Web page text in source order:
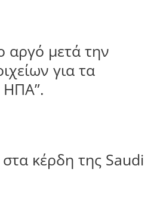
αργό μετά την
για τα
ΗΠΑ”.
κέρδη της Saudi